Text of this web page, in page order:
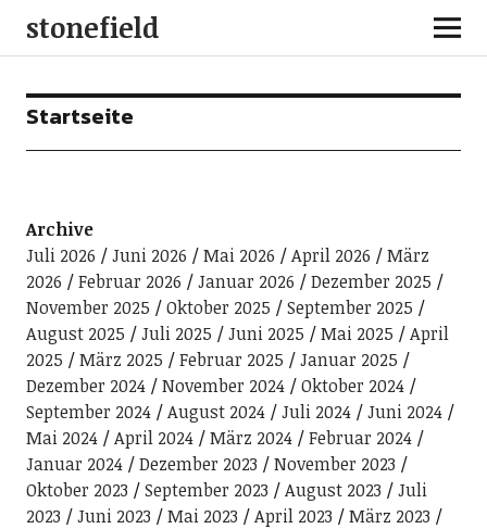
stonefield
Startseite
Archive
Juli 2026
Juni 2026 Mai 2026 April 2026
März
2026
Februar 2026 Januar 2026
Dezember 2025
November 2025
Oktober 2025
September 2025
August 2025
Juli 2025 Juni 2025 Mai 2025
April
2025
März 2025 Februar 2025
Januar 2025
Dezember 2024
November 2024
Oktober 2024
September 2024
August 2024 Juli 2024
Juni 2024
Mai 2024
April 2024 März 2024
Februar 2024
Januar 2024
Dezember 2023
November 2023
Oktober 2023
September 2023 August 2023
Juli
2023
Juni 2023 Mai 2023 April 2023
März 2023